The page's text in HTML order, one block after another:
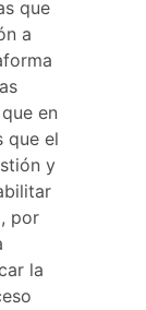
que
a
en
que el
y
por
la